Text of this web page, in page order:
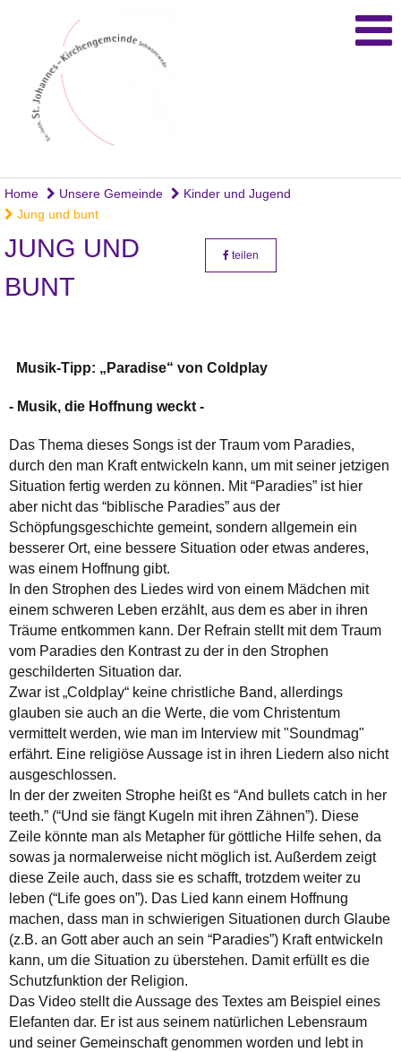
Home Unsere Gemeinde
Kinder und Jugend
Jung und bunt
JUNG UND
BUNT
teilen
Musik-Tipp: „Paradise“ von Coldplay
- Musik, die Hoffnung weckt -
Das Thema dieses Songs ist der Traum vom Paradies,
durch den man Kraft entwickeln kann, um mit seiner jetzigen
Situation fertig werden zu können. Mit “Paradies” ist hier
aber nicht das “biblische Paradies” aus der
Schöpfungsgeschichte gemeint, sondern allgemein ein
besserer Ort, eine bessere Situation oder etwas anderes,
was einem Hoffnung gibt.
In den Strophen des Liedes wird von einem Mädchen mit
einem schweren Leben erzählt, aus dem es aber in ihren
Träume entkommen kann. Der Refrain stellt mit dem Traum
vom Paradies den Kontrast zu der in den Strophen
geschilderten Situation dar.
Zwar ist „Coldplay“ keine christliche Band, allerdings
glauben sie auch an die Werte, die vom Christentum
vermittelt werden, wie man im Interview mit "Soundmag"
erfährt. Eine religiöse Aussage ist in ihren Liedern also nicht
ausgeschlossen.
In der der zweiten Strophe heißt es “And bullets catch in her
teeth.” (“Und sie fängt Kugeln mit ihren Zähnen”). Diese
Zeile könnte man als Metapher für göttliche Hilfe sehen, da
sowas ja normalerweise nicht möglich ist. Außerdem zeigt
diese Zeile auch, dass sie es schafft, trotzdem weiter zu
leben (“Life goes on”). Das Lied kann einem Hoffnung
machen, dass man in schwierigen Situationen durch Glaube
(z.B. an Gott aber auch an sein “Paradies”) Kraft entwickeln
kann, um die Situation zu überstehen. Damit erfüllt es die
Schutzfunktion der Religion.
Das Video stellt die Aussage des Textes am Beispiel eines
Elefanten dar. Er ist aus seinem natürlichen Lebensraum
und seiner Gemeinschaft genommen worden und lebt in